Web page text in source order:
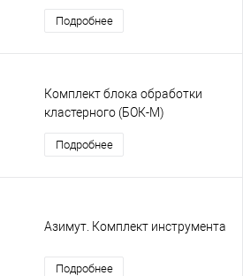
Подробнее
Комплект блока обработки
кластерного (БОК-М)
Подробнее
Азимут. Комплект инструмента
Подробнее